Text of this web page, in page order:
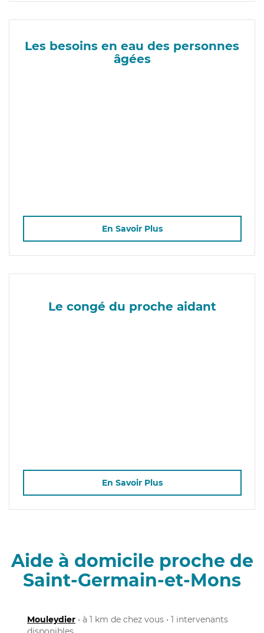
Les besoins en eau des personnes
âgées
En Savoir Plus
Le congé du proche aidant
En Savoir Plus
Aide à domicile proche de
Saint-Germain-et-Mons
Mouleydier • à 1 km de chez vous • 1 intervenants